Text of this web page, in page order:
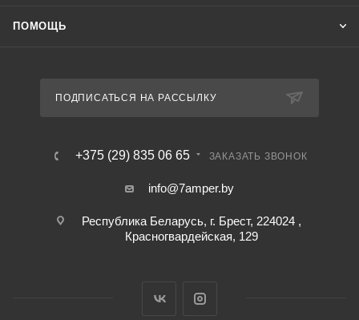
ПОМОЩЬ
ПОДПИСАТЬСЯ НА РАССЫЛКУ
+375 (29) 835 06 65 ЗАКАЗАТЬ ЗВОНОК
info@7amper.by
Республика Беларусь, г. Брест, 224024 ,
Красногвардейская, 129